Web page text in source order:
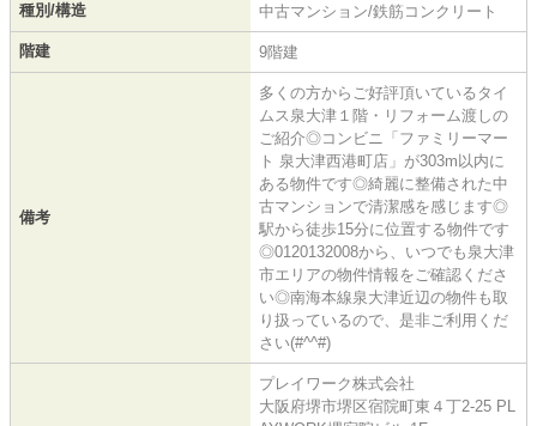
種別/構造 中古マンション/鉄筋コンクリート
階建 9階建
備考
多くの方からご好評頂いているタイ
ムス泉大津１階・リフォーム渡しの
ご紹介◎コンビニ「ファミリーマー
ト 泉大津西港町店」が303m以内に
ある物件です◎綺麗に整備された中
古マンションで清潔感を感じます◎
駅から徒歩15分に位置する物件です
◎0120132008から、いつでも泉大津
市エリアの物件情報をご確認くださ
い◎南海本線泉大津近辺の物件も取
り扱っているので、是非ご利用くだ
さい(#^^#)
プレイワーク株式会社
大阪府堺市堺区宿院町東４丁2-25 PL